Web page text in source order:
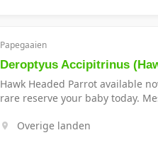
Papegaaien
Deroptyus Accipitrinus
Hawk Headed Parrot available
rare reserve your baby today.
Overige landen